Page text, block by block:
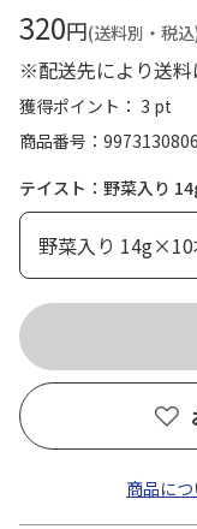
320円(送料別・税
※配送先により送料
獲得ポイント： 3 pt
商品番号
9973130806
テイスト：野菜入り
商品に